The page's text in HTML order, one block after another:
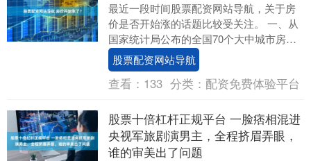
最近一段时间股票配资网站导航，关于房
价是否开始涨的话题比较受关注。 一、从
国家统计局公布的全国70个大中城市房价
环比数据来看， （一）6月当月，新手房价
下跌城市....
股票配资网站导航
查看： 133 分类： 配资免费体验平台
股票十倍杠杆正规平台 一脸痞相混进
央视军旅剧演男主，全程挤眉弄眼，
谁的审美出了问题